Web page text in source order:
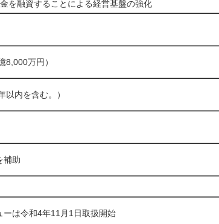
を融資することによる経営基盤の強化
8,000万円）
以内を含む。）
補助
は令和4年11月1日取扱開始